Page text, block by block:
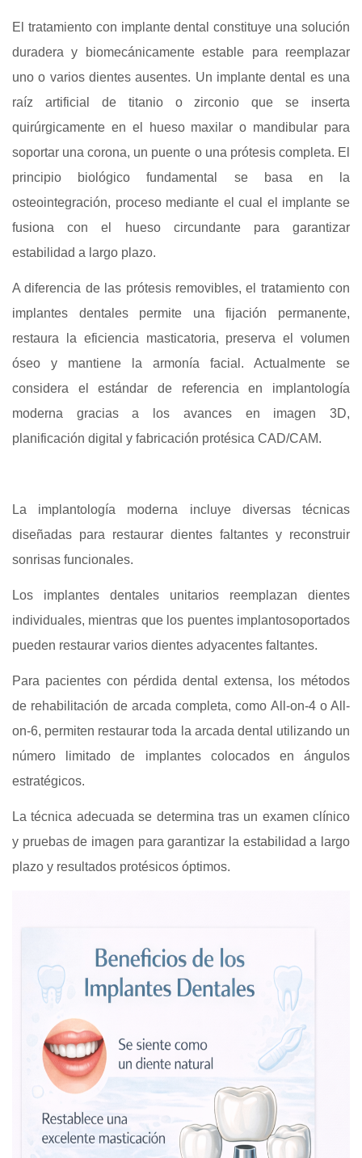
El tratamiento con implante dental constituye una solución
duradera y biomecánicamente estable para reemplazar
uno o varios dientes ausentes. Un implante dental es una
raíz artificial de titanio o zirconio que se inserta
quirúrgicamente en el hueso maxilar o mandibular para
soportar una corona, un puente o una prótesis completa. El
principio biológico fundamental se basa en la
osteointegración, proceso mediante el cual el implante se
fusiona con el hueso circundante para garantizar
estabilidad a largo plazo.
A diferencia de las prótesis removibles, el tratamiento con
implantes dentales permite una fijación permanente,
restaura la eficiencia masticatoria, preserva el volumen
óseo y mantiene la armonía facial. Actualmente se
considera el estándar de referencia en implantología
moderna gracias a los avances en imagen 3D,
planificación digital y fabricación protésica CAD/CAM.
La implantología moderna incluye diversas técnicas
diseñadas para restaurar dientes faltantes y reconstruir
sonrisas funcionales.
Los implantes dentales unitarios reemplazan dientes
individuales, mientras que los puentes implantosoportados
pueden restaurar varios dientes adyacentes faltantes.
Para pacientes con pérdida dental extensa, los métodos
de rehabilitación de arcada completa, como All-on-4 o All-
on-6, permiten restaurar toda la arcada dental utilizando un
número limitado de implantes colocados en ángulos
estratégicos.
La técnica adecuada se determina tras un examen clínico
y pruebas de imagen para garantizar la estabilidad a largo
plazo y resultados protésicos óptimos.